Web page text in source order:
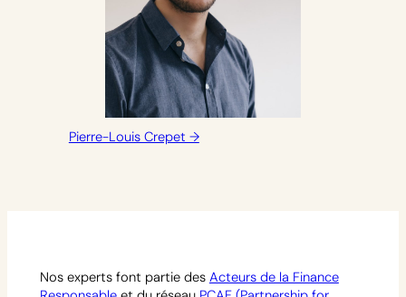
Pierre-Louis Crepet →
Nos experts font partie des Acteurs de la Finance